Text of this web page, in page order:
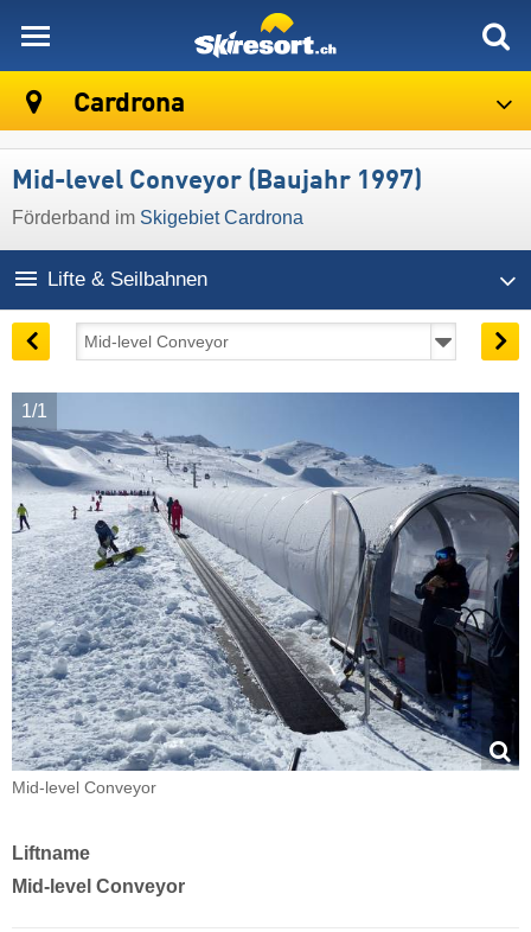
Cardrona
Mid-level Conveyor (Baujahr 1997)
Förderband im Skigebiet Cardrona
Lifte & Seilbahnen
1/1
Mid-level Conveyor
Liftname
Mid-level Conveyor